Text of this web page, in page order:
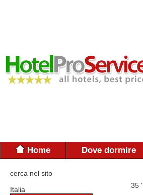
Home Dove dormire
cerca nel sito
Italia
35 '